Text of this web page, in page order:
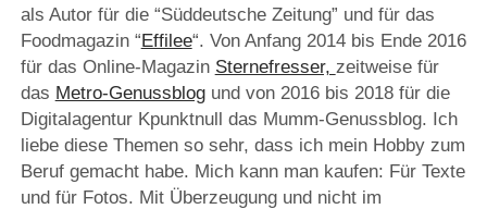
als Autor für die “Süddeutsche Zeitung” und für das
Foodmagazin “Effilee“. Von Anfang 2014 bis Ende 2016
für das Online-Magazin Sternefresser, zeitweise für
das Metro-Genussblogund von 2016 bis 2018 für die
Digitalagentur Kpunktnull das Mumm-Genussblog. Ich
liebe diese Themen so sehr, dass ich mein Hobby zum
Beruf gemacht habe. Mich kann man kaufen: Für Texte
und für Fotos. Mit Überzeugung und nicht im